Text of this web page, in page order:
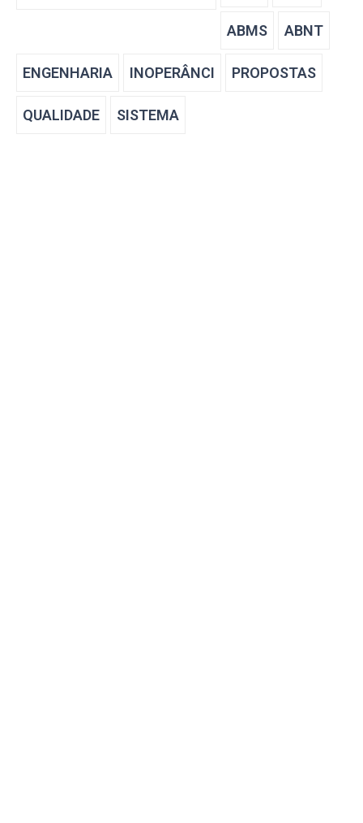
ABMS ABNT
ENGENHARIA INOPERÂNCI PROPOSTAS
QUALIDADE SISTEMA